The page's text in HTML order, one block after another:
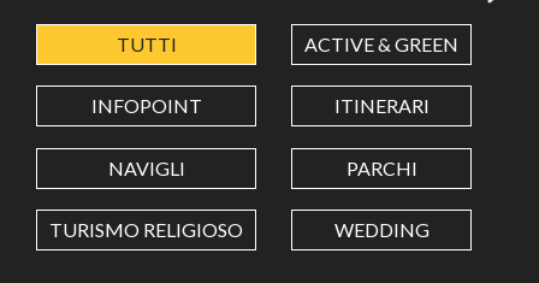
LATITUDINE
LONGITUDINE
Value in decimal degrees. Use dot (.) as decimal separator.
TUTTI ACTIVE & GREEN
INFOPOINT ITINERARI
NAVIGLI PARCHI
TURISMO RELIGIOSO WEDDING